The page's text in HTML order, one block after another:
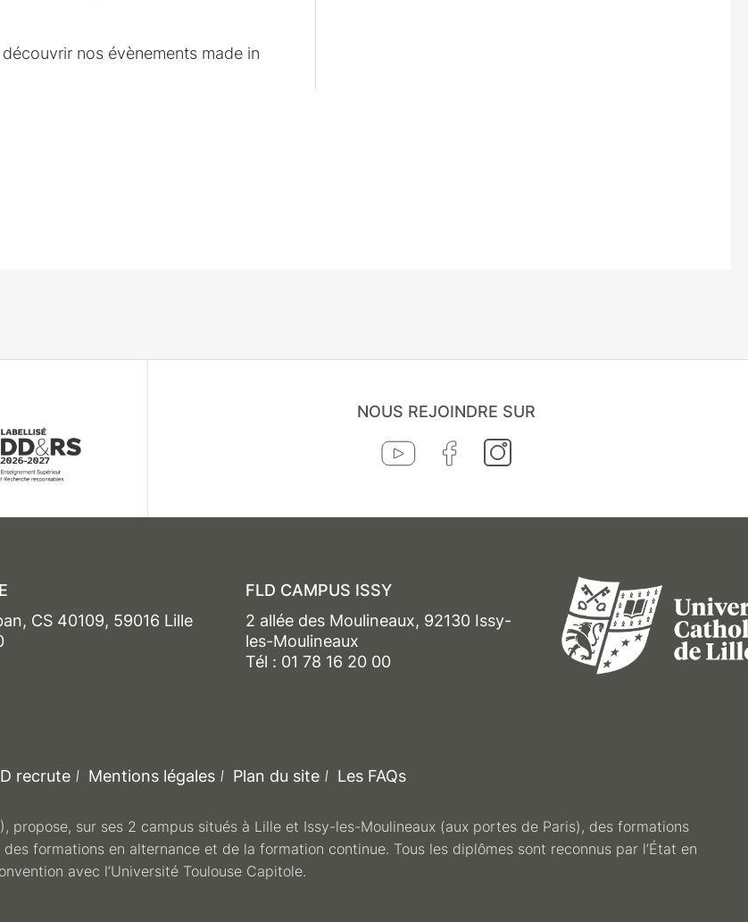
découvrir nos évènements made in
NOUS REJOINDRE SUR
CS 40109, 59016 Lille
FLD CAMPUS ISSY
2 allée des Moulineaux, 92130 Issy-
les-Moulineaux
Tél : 01 78 16 20 00
recrute Mentions légales Plan du site Les FAQs
propose, sur ses 2 campus situés à Lille et Issy-les-Moulineaux (aux portes de Paris), des formations
formations en alternance et de la formation continue. Tous les diplômes sont reconnus par l’État en
avec l’Université Toulouse Capitole.